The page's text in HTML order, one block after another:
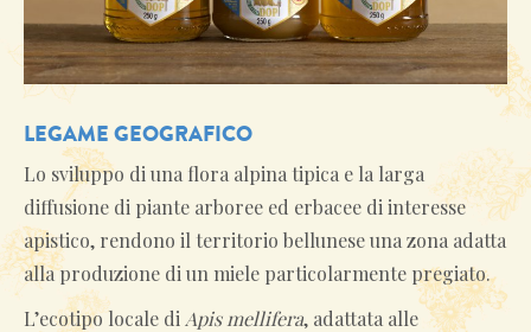
LEGAME GEOGRAFICO
Lo sviluppo di una flora alpina tipica e la larga
diffusione di piante arboree ed erbacee di interesse
apistico, rendono il territorio bellunese una zona adatta
alla produzione di un miele particolarmente pregiato.
L’ecotipo locale di Apis mellifera, adattata alle